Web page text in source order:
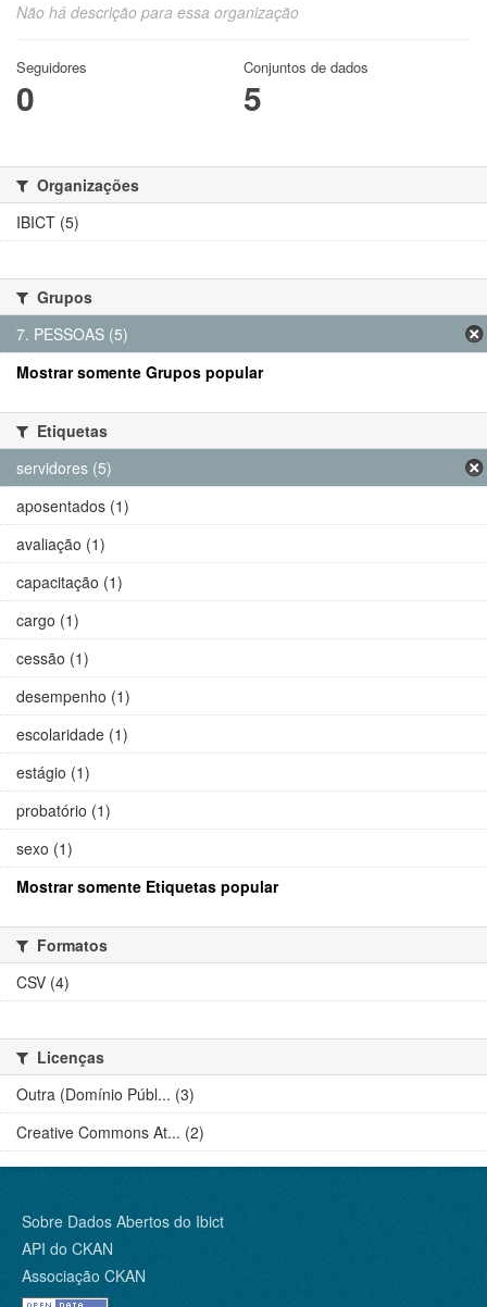
Não há descrição para essa organização
Seguidores
0
Conjuntos de dados
5
Organizações
IBICT (5)
Grupos
7. PESSOAS (5)
Mostrar somente Grupos popular
Etiquetas
servidores (5)
aposentados (1)
avaliação (1)
capacitação (1)
cargo (1)
cessão (1)
desempenho (1)
escolaridade (1)
estágio (1)
probatório (1)
sexo (1)
Mostrar somente Etiquetas popular
Formatos
CSV (4)
Licenças
Outra (Domínio Públ... (3)
Creative Commons At... (2)
Sobre Dados Abertos do Ibict
API do CKAN
Associação CKAN